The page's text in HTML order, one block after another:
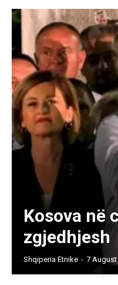
Kosova në
zgjedhjesh
Shqiperia Etnike - 7 August